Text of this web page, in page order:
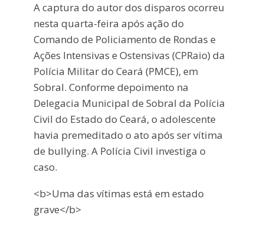
A captura do autor dos disparos ocorreu
nesta quarta-feira após ação do
Comando de Policiamento de Rondas e
Ações Intensivas e Ostensivas (CPRaio) da
Polícia Militar do Ceará (PMCE), em
Sobral. Conforme depoimento na
Delegacia Municipal de Sobral da Polícia
Civil do Estado do Ceará, o adolescente
havia premeditado o ato após ser vítima
de bullying. A Polícia Civil investiga o
caso.
<b>Uma das vítimas está em estado
grave</b>